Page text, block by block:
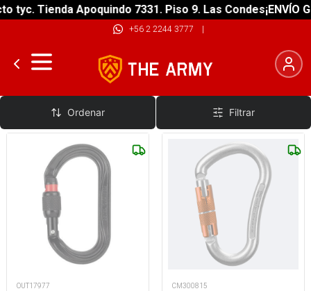
Tienda Apoquindo 7331. Piso 9. Las Condes¡ENVÍO
+56 2 2244 3777 |
Acero
Ordenar Filtrar
OUT17977 CM300815